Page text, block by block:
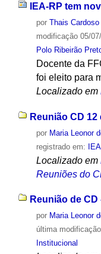
IEA-RP tem
por Thais Cardoso
modificação05/
Polo Ribeirão
Docente da
foi eleito para
Localizado em
Reunião CD
por Maria Leonor
registrado em: IEA,
Localizado em
Reuniões do
Reunião de
por Maria Leonor
última modificação
Institucional